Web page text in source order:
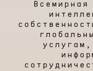
Всемирная